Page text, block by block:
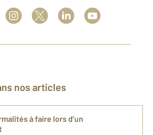
nos articles
à faire lors d’un